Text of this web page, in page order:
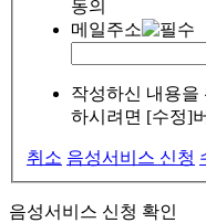
동의
메일주소
작성하신 내용을
하시려면 [수정]
취소 음성서비스 신청
음성서비스 신청 확인